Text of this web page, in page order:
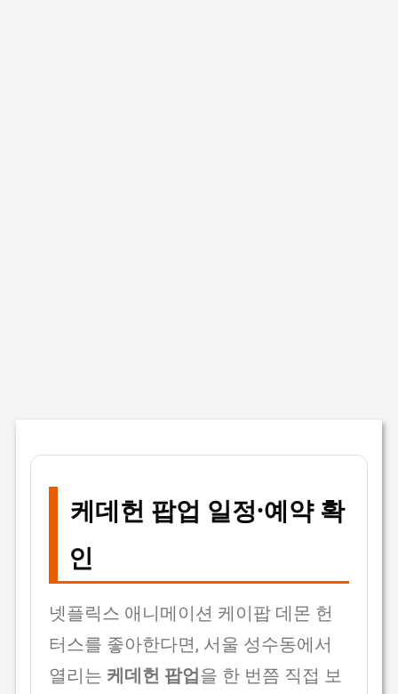
케데헌 팝업 일정·예약 확
인
넷플릭스 애니메이션 케이팝 데몬 헌
터스를 좋아한다면, 서울 성수동에서
열리는 케데헌 팝업을 한 번쯤 직접 보